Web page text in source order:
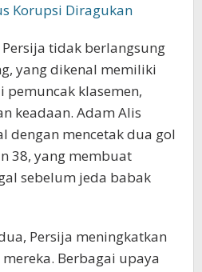
Korupsi Diragukan
tidak berlangsung
yang dikenal memiliki
pemuncak klasemen,
keadaan. Adam Alis
dengan mencetak dua gol
38, yang membuat
sebelum jeda babak
Persija meningkatkan
Berbagai upaya